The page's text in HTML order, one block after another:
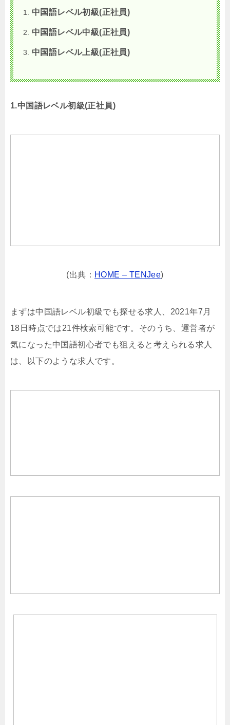
中国語レベル初級(正社員)
中国語レベル中級(正社員)
中国語レベル上級(正社員)
1.中国語レベル初級(正社員)
(出典： HOME – TENJee)
まずは中国語レベル初級でも探せる求人、2021年7月
18日時点では21件検索可能です。そのうち、運営者が
気になった中国語初心者でも狙えると考えられる求人
は、以下のような求人です。